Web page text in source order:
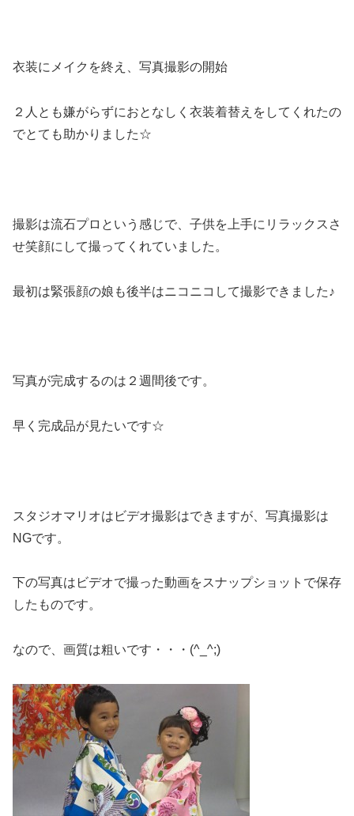
衣装にメイクを終え、写真撮影の開始
２人とも嫌がらずにおとなしく衣装着替えをしてくれたの
でとても助かりました☆
撮影は流石プロという感じで、子供を上手にリラックスさ
せ笑顔にして撮ってくれていました。
最初は緊張顔の娘も後半はニコニコして撮影できました♪
写真が完成するのは２週間後です。
早く完成品が見たいです☆
スタジオマリオはビデオ撮影はできますが、写真撮影は
NGです。
下の写真はビデオで撮った動画をスナップショットで保存
したものです。
なので、画質は粗いです・・・(^_^;)